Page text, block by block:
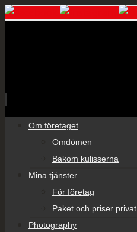
Om företaget
Omdömen
Bakom kulisserna
Mina tjänster
För företag
Paket och priser privat
Photography